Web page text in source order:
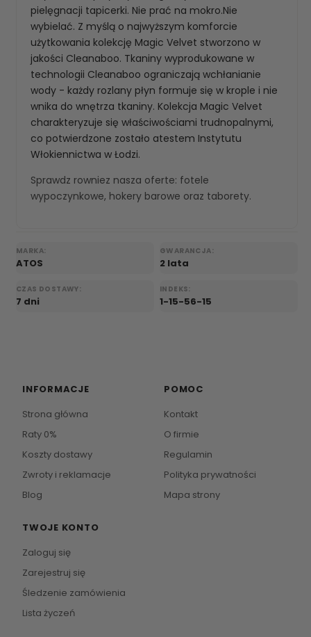
pielęgnacji tapicerki. Nie prać na mokro.Nie
wybielać. Z myślą o najwyższym komforcie
użytkowania kolekcję Magic Velvet stworzono w
jakości Cleanaboo. Tkaniny wyprodukowane w
technologii Cleanaboo ograniczają wchłanianie
wody - każdy rozlany płyn formuje się w krople i nie
wnika do wnętrza tkaniny. Kolekcja Magic Velvet
charakteryzuje się właściwościami trudnopalnymi,
co potwierdzone zostało atestem Instytutu
Włokiennictwa w Łodzi.
Sprawdz rowniez nasza oferte: fotele
wypoczynkowe, hokery barowe oraz taborety.
MARKA:
ATOS
GWARANCJA:
2 lata
CZAS DOSTAWY:
7 dni
INDEKS:
1-15-56-15
INFORMACJE
Strona główna
Raty 0%
Koszty dostawy
Zwroty i reklamacje
Blog
POMOC
Kontakt
O firmie
Regulamin
Polityka prywatności
Mapa strony
TWOJE KONTO
Zaloguj się
Zarejestruj się
Śledzenie zamówienia
Lista życzeń